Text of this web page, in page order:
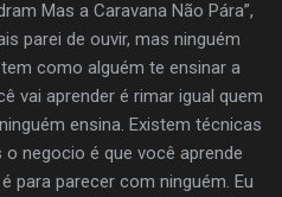
Mas a Caravana Não Pára”,
parei de ouvir, mas ninguém
como alguém te ensinar a
vai aprender é rimar igual quem
ensina. Existem técnicas
negocio é que você aprende
para parecer com ninguém. Eu